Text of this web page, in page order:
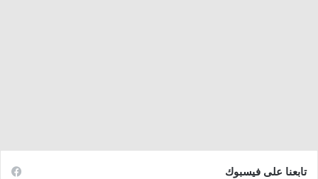
تابعنا على فيسبوك